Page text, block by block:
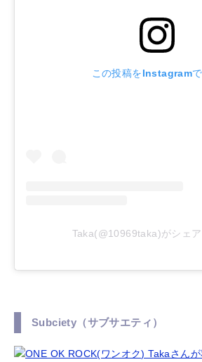
この投稿をInstagram
Taka(@10969taka)がシェ
Subciety（サブサエティ）